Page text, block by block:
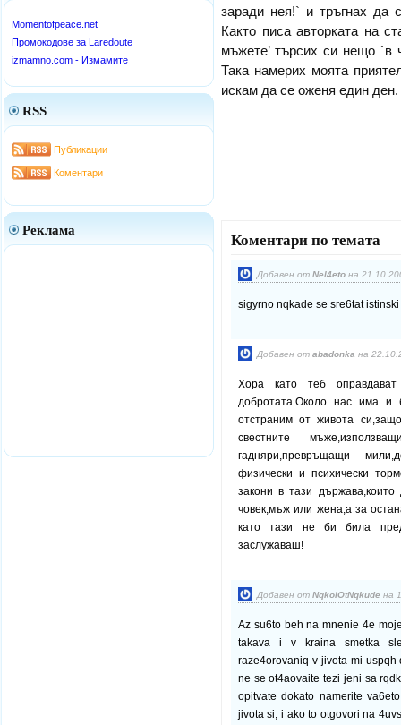
заради нея!` и тръгнах да
Както писа авторката на
мъжете’ търсих си нещо `в
Така намерих моята
искам да се оженя един ден.
Коментари по темата
Добавен от Nel4etoна
sigyrno nqkade se sre6tat
Добавен от abadonka на
Хора като теб
добротата.Около нас има и
отстраним от живота
свестните
гадняри,превръщащи
физически и психически
закони в тази
човек,мъж или жена,а за
като тази не би била
заслужаваш!
Добавен от NqkoiOtNqkude на
Az su6to beh na mnenie 4e
takava i v kraina smetka
raze4orovaniq v jivota mi
ne se ot4aovaite tezi jeni sa
opitvate dokato namerite
jivota si, i ako to otgovori na
Momentofpeace.net
Промокодове за Laredoute
izmamno.com - Измамите
RSS
Публикации
Коментари
Реклама